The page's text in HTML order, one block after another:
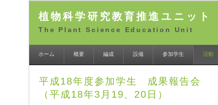
植物科学研究教育推進ユニット
The Plant Science Education Unit
ホーム 概要 編成 設備 参加学生 活動
平成18年度参加学生 成果報告会
（平成18年3月19、20日）